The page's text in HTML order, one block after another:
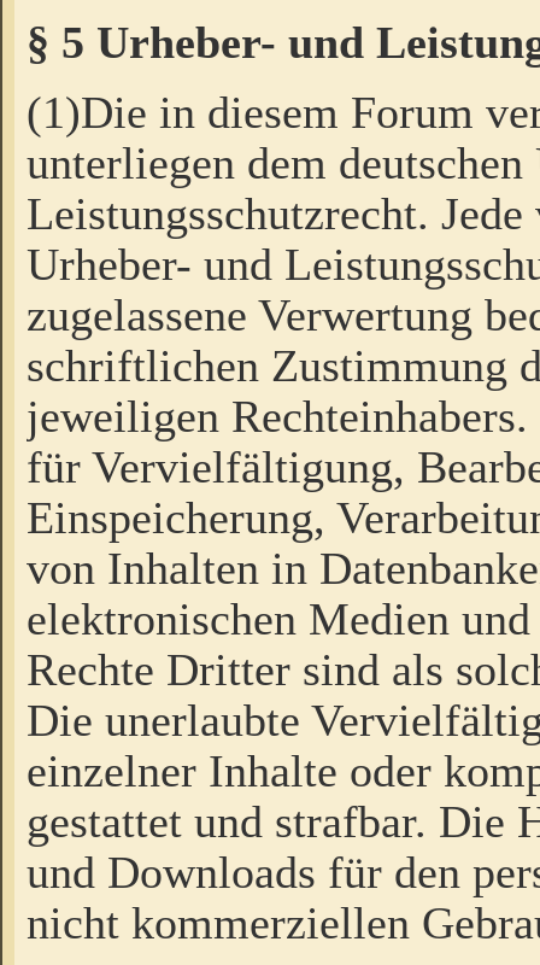
§ 5 Urheber- und
(1)Die in diesem Forum
unterliegen dem
Leistungsschutzrecht.
Urheber- und
zugelassene Verwertung
schriftlichen Zustimmung
jeweiligen
für Vervielfältigung,
Einspeicherung,
von Inhalten in
elektronischen Medien
Rechte Dritter sind als
Die unerlaubte
einzelner Inhalte oder
gestattet und strafbar. Die
und Downloads für den
nicht kommerziellen